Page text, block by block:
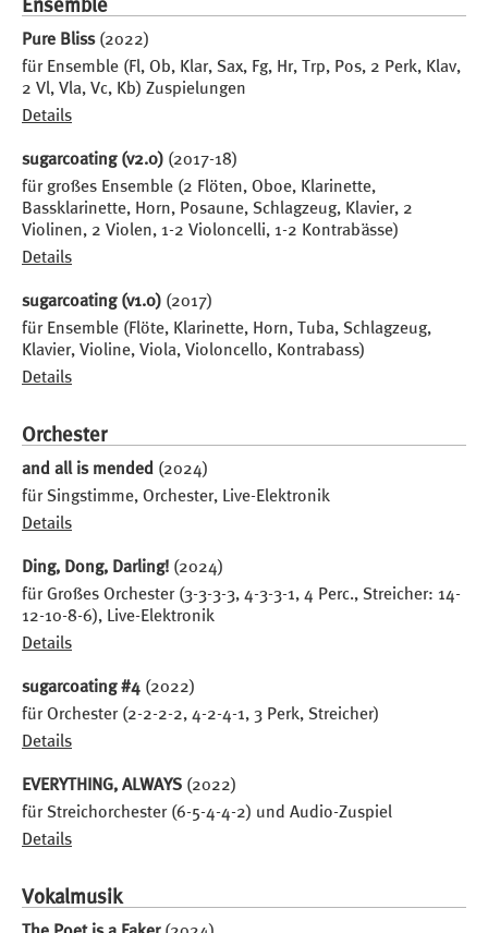
Ensemble
Pure Bliss(2022)
für Ensemble (Fl, Ob, Klar, Sax, Fg, Hr, Trp, Pos, 2 Perk, Klav,
2 Vl, Vla, Vc, Kb) Zuspielungen
Details
sugarcoating (v2.0) (2017-18)
für großes Ensemble (2 Flöten, Oboe, Klarinette,
Bassklarinette, Horn, Posaune, Schlagzeug, Klavier, 2
Violinen, 2 Violen, 1-2 Violoncelli, 1-2 Kontrabässe)
Details
sugarcoating (v1.0) (2017)
für Ensemble (Flöte, Klarinette, Horn, Tuba, Schlagzeug,
Klavier, Violine, Viola, Violoncello, Kontrabass)
Details
Orchester
and all is mended (2024)
für Singstimme, Orchester, Live-Elektronik
Details
Ding, Dong, Darling! (2024)
für Großes Orchester (3-3-3-3, 4-3-3-1, 4 Perc., Streicher: 14-
12-10-8-6), Live-Elektronik
Details
sugarcoating #4 (2022)
für Orchester (2-2-2-2, 4-2-4-1, 3 Perk, Streicher)
Details
EVERYTHING, ALWAYS (2022)
für Streichorchester (6-5-4-4-2) und Audio-Zuspiel
Details
Vokalmusik